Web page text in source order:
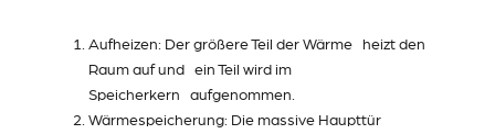
Aufheizen: Der größere Teil der Wärme heizt den
Raum auf und ein Teil wird im
Speicherkern aufgenommen.
Wärmespeicherung: Die massive Haupttür